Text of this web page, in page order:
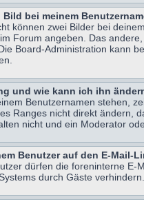
bei meinem
können zwei Bilder bei
Forum angeben. Das
Board-Administration kann
und wie kann ich ihn
Benutzernamen stehen,
Ranges nicht direkt ändern,
nicht und ein Moderator
Benutzer auf den E-Mail-
dürfen die foreninterne
durch Gäste verhindern.